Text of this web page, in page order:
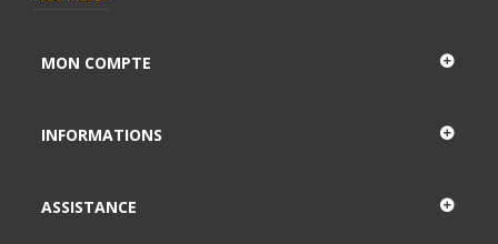
MON COMPTE
INFORMATIONS
ASSISTANCE